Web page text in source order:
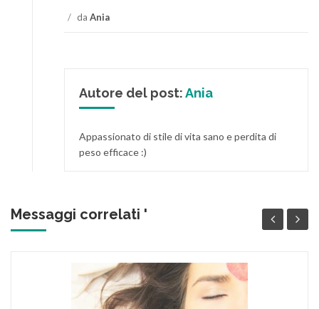
/ da Ania
Autore del post:Ania
Appassionato di stile di vita sano e perdita di
peso efficace :)
Messaggi correlati '